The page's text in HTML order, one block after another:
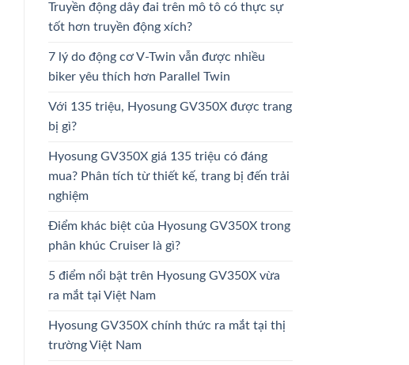
Truyền động dây đai trên mô tô có thực sự
tốt hơn truyền động xích?
7 lý do động cơ V-Twin vẫn được nhiều
biker yêu thích hơn Parallel Twin
Với 135 triệu, Hyosung GV350X được trang
bị gì?
Hyosung GV350X giá 135 triệu có đáng
mua? Phân tích từ thiết kế, trang bị đến trải
nghiệm
Điểm khác biệt của Hyosung GV350X trong
phân khúc Cruiser là gì?
5 điểm nổi bật trên Hyosung GV350X vừa
ra mắt tại Việt Nam
Hyosung GV350X chính thức ra mắt tại thị
trường Việt Nam